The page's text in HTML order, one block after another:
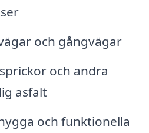
och gångvägar
och andra
asfalt
och funktionella